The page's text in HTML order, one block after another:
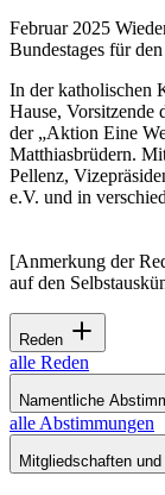
Februar 2025
Bundestages für
In der katholischen
Hause, Vorsitzende
der „Aktion Eine
Matthiasbrüdern.
Pellenz,
e.V. und in
[Anmerkung der
auf den
Reden
alle Reden
Namentliche
alle Abstimmungen
Mitgliedschaften